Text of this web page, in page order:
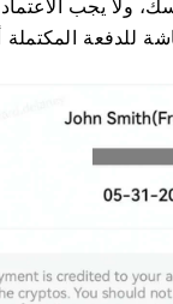
ولا يجب
للدفعة